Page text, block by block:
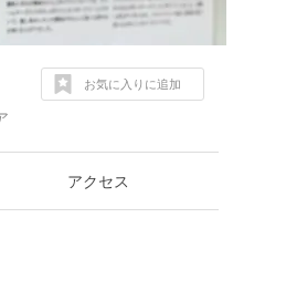
お気に入りに追加
アクセス